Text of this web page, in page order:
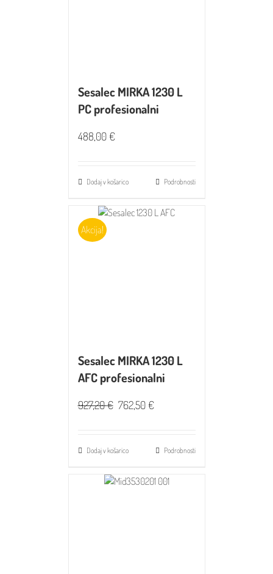
Sesalec MIRKA 1230 L
PC profesionalni
488,00€
Dodaj v košarico Podrobnosti
Akcija!
Sesalec MIRKA 1230 L
AFC profesionalni
927,20€ 762,50€
Dodaj v košarico Podrobnosti